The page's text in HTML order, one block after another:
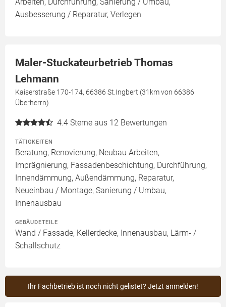
Ausbesserung / Reparatur, Verlegen
Maler-Stuckateurbetrieb Thomas
Lehmann
Kaiserstraße 170-174, 66386 St.Ingbert (31km von 66386
Überherrn)
4.4 Sterne aus 12 Bewertungen
TÄTIGKEITEN
Beratung, Renovierung, Neubau Arbeiten,
Imprägnierung, Fassadenbeschichtung, Durchführung,
Innendämmung, Außendämmung, Reparatur,
Neueinbau / Montage, Sanierung / Umbau,
Innenausbau
GEBÄUDETEILE
Wand / Fassade, Kellerdecke, Innenausbau, Lärm- /
Schallschutz
Ihr Fachbetrieb ist noch nicht gelistet? Jetzt anmelden!